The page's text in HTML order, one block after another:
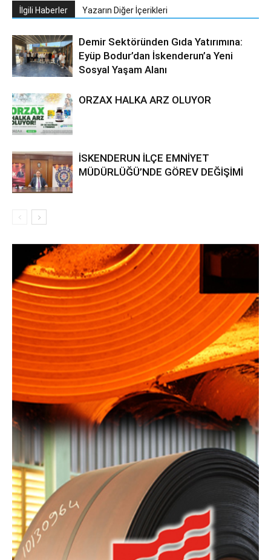
İlgili Haberler Yazarın Diğer İçerikleri
Demir Sektöründen Gıda Yatırımına:
Eyüp Bodur’dan İskenderun’a Yeni
Sosyal Yaşam Alanı
ORZAX HALKA ARZ OLUYOR
İSKENDERUN İLÇE EMNİYET
MÜDÜRLÜĞÜ’NDE GÖREV DEĞİŞİMİ